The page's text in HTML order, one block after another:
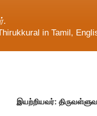
.
in Tamil,
இயற்றியவர்: